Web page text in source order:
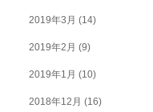
2019年3月 (14)
2019年2月 (9)
2019年1月 (10)
2018年12月 (16)